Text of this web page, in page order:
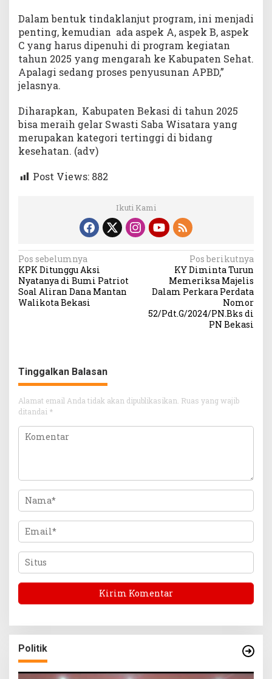
Dalam bentuk tindaklanjut program, ini menjadi
penting, kemudian ada aspek A, aspek B, aspek
C yang harus dipenuhi di program kegiatan
tahun 2025 yang mengarah ke Kabupaten Sehat.
Apalagi sedang proses penyusunan APBD,”
jelasnya.
Diharapkan, Kabupaten Bekasi di tahun 2025
bisa meraih gelar Swasti Saba Wisatara yang
merupakan kategori tertinggi di bidang
kesehatan. (adv)
Post Views: 882
Ikuti Kami
Navigasi
pos
Pos sebelumnya
KPK Ditunggu Aksi
Nyatanya di Bumi Patriot
Soal Aliran Dana Mantan
Walikota Bekasi
Pos berikutnya
KY Diminta Turun
Memeriksa Majelis
Dalam Perkara Perdata
Nomor
52/Pdt.G/2024/PN.Bks di
PN Bekasi
Tinggalkan Balasan
Alamat email Anda tidak akan dipublikasikan. Ruas yang wajib
ditandai *
Politik